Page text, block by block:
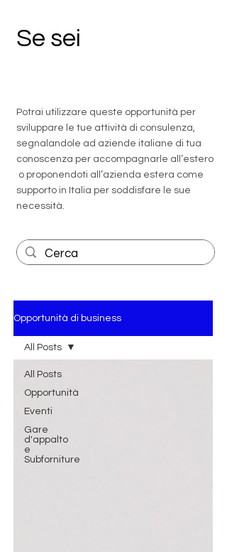
Se sei
Potrai utilizzare queste opportunità per
sviluppare le tue attività di consulenza,
segnalandole ad aziende italiane di tua
conoscenza per accompagnarle all’estero
o proponendoti all’azienda estera come
supporto in Italia per soddisfare le sue
necessità.
Opportunità di business
All Posts
Opportunità
Eventi
Gare
d'appalto
e
Subforniture
All Posts